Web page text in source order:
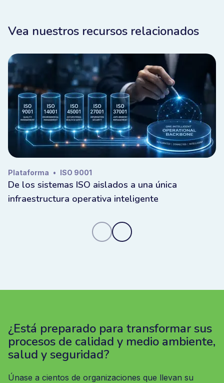
Vea nuestros recursos relacionados
Plataforma • ISO 9001
De los sistemas ISO aislados a una única
infraestructura operativa inteligente
¿Está preparado para transformar sus
procesos de calidad y medio ambiente,
salud y seguridad?
Únase a cientos de organizaciones que llevan su